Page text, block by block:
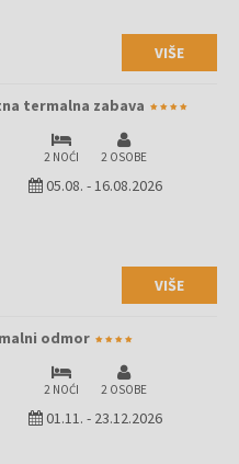
VIŠE
termalna zabava
2 NOĆI 2 OSOBE
05.08. -16.08.2026
VIŠE
odmor
2 NOĆI 2 OSOBE
01.11. - 23.12.2026